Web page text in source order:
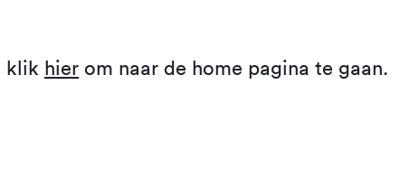
klik hier om naar de home pagina te gaan.